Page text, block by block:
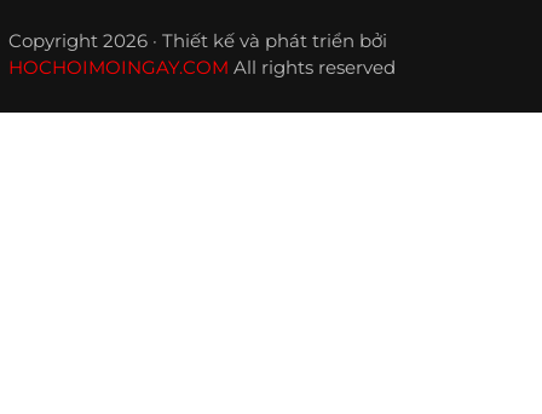
Copyright 2026 · Thiết kế và phát triển bởi
HOCHOIMOINGAY.COM All rights reserved